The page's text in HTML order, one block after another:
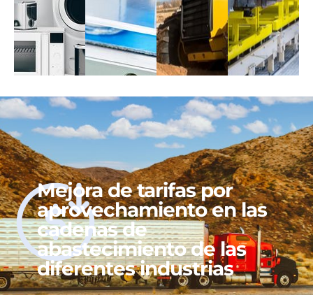
Mejora de tarifas por
aprovechamiento en las
cadenas de
abastecimiento de las
diferentes industrias